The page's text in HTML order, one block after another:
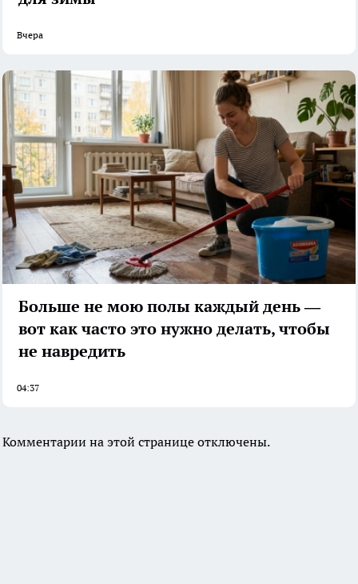
Вчера
Больше не мою полы каждый день —
вот как часто это нужно делать, чтобы
не навредить
04:37
Комментарии на этой странице отключены.